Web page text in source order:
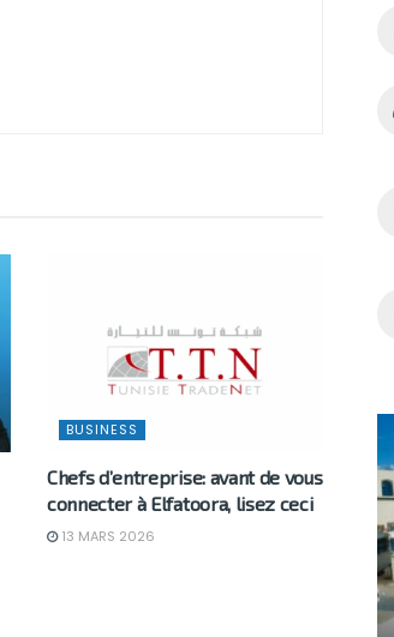
BUSINESS
Chefs d’entreprise: avant de vous
connecter à Elfatoora, lisez ceci
13 MARS 2026